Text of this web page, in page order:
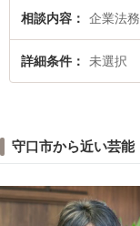
相談内容 企業法
詳細条件 未選択
守口市から近い芸能